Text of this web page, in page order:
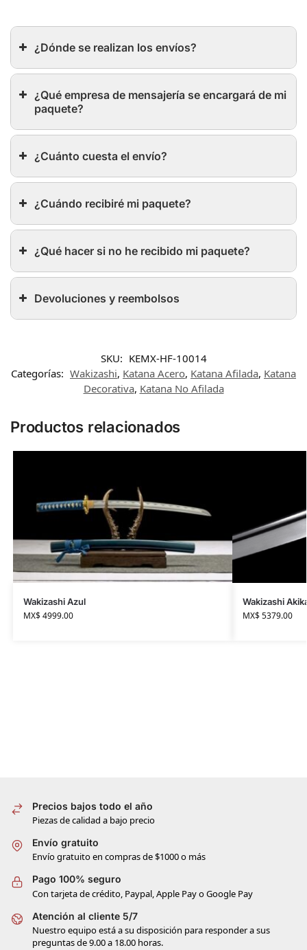
¿Dónde se realizan los envíos?
¿Qué empresa de mensajería se encargará de mi
paquete?
¿Cuánto cuesta el envío?
¿Cuándo recibiré mi paquete?
¿Qué hacer si no he recibido mi paquete?
Devoluciones y reembolsos
SKU: KEMX-HF-10014
Categorías: Wakizashi, Katana Acero, Katana Afilada, Katana
Decorativa, Katana No Afilada
Productos relacionados
Wakizashi Azul
MX$4999.00
Wakizashi
MX$5379.00
Precios bajos todo el año
Piezas de calidad a bajo precio
Envío gratuito
Envío gratuito en compras de $1000 o más
Pago 100% seguro
Con tarjeta de crédito, Paypal, Apple Pay o Google Pay
Atención al cliente 5/7
Nuestro equipo está a su disposición para responder a sus
preguntas de 9.00 a 18.00 horas.